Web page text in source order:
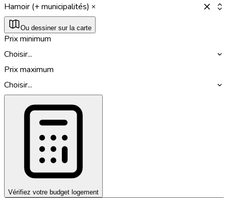
Hamoir (+ municipalités)
Ou dessiner sur la carte
Prix minimum
Choisir...
Prix maximum
Choisir...
Vérifiez votre budget logement